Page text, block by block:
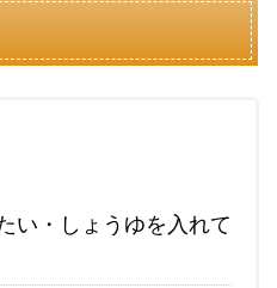
い・しょうゆを入れて